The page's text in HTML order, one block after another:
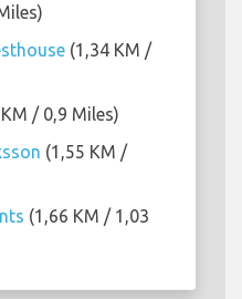
(1,34 KM /
/ 0,9 Miles)
(1,55 KM /
(1,66 KM / 1,03